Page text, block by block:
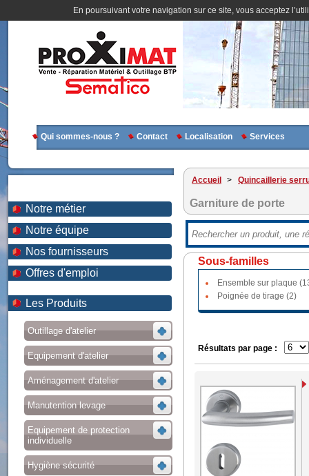
En poursuivant votre navigation sur ce site, vous acceptez
Qui sommes-nous ? Contact Localisation Services
Notre métier
Notre équipe
Nos fournisseurs
Offres d'emploi
Les Produits
Outillage d'atelier
Equipement d'atelier
Aménagement d'atelier
Manutention levage
Equipement de protection
individuelle
Hygiène sécurité
Accueil > Quincaillerie
Garniture de porte
Sous-familles
Ensemble sur plaque
Poignée de tirage (2)
Résultats par page :